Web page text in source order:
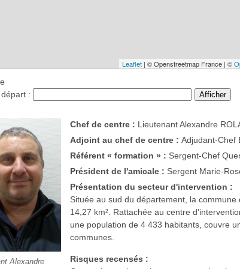
:
Alexandre
Chef de centre : Lieutenant Alexandre
Adjoint au chef de centre : Adjudant-Chef
Référent « formation » : Sergent-Chef
Président de l'amicale : Sergent Marie-
Présentation du secteur d'intervention :
Située au sud du département, la
14,27 km². Rattachée au centre
une population de 4 433 habitants, couvre
communes.
Risques recensés :